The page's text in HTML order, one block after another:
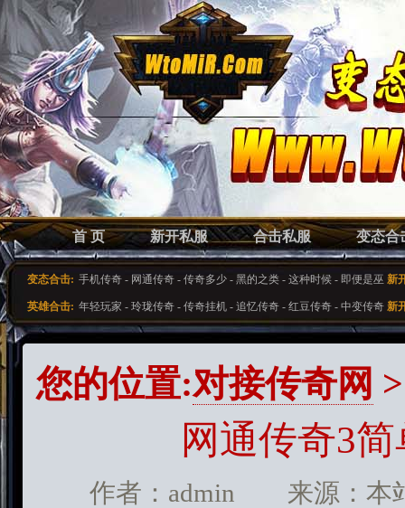
首 页 新开私服 合击私服 变态合
变态合击: 手机传奇 - 网通传奇 - 传奇多少 - 黑的之类 - 这种时候 - 即便是巫 新
英雄合击: 年轻玩家 - 玲珑传奇 - 传奇挂机 - 追忆传奇 - 红豆传奇 - 中变传奇 新
您的位置:对接传奇网
网通传奇3
作者：admin 来源：本